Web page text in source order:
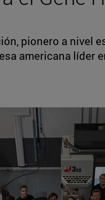
pionero a nivel
americana líder